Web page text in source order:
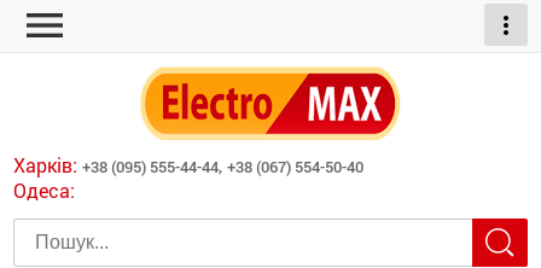
menu more_vert
Харків: +38 (095) 555-44-44, +38 (067) 554-50-40
Одеса:обігрівачі
машини
для